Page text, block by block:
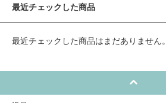
最近チェックした商品
最近チェックした商品はまだありません。